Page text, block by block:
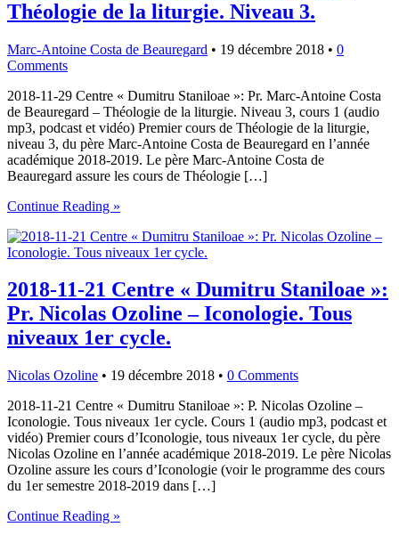
Théologie de la liturgie. Niveau 3.
Marc-Antoine Costa de Beauregard • 19 décembre 2018 • 0
Comments
2018-11-29 Centre « Dumitru Staniloae »: Pr. Marc-Antoine Costa
de Beauregard – Théologie de la liturgie. Niveau 3, cours 1 (audio
mp3, podcast et vidéo) Premier cours de Théologie de la liturgie,
niveau 3, du père Marc-Antoine Costa de Beauregard en l’année
académique 2018-2019. Le père Marc-Antoine Costa de
Beauregard assure les cours de Théologie […]
Continue Reading »
2018-11-21 Centre « Dumitru Staniloae »:
Pr. Nicolas Ozoline – Iconologie. Tous
niveaux 1er cycle.
Nicolas Ozoline • 19 décembre 2018 • 0 Comments
2018-11-21 Centre « Dumitru Staniloae »: P. Nicolas Ozoline –
Iconologie. Tous niveaux 1er cycle. Cours 1 (audio mp3, podcast et
vidéo) Premier cours d’Iconologie, tous niveaux 1er cycle, du père
Nicolas Ozoline en l’année académique 2018-2019. Le père Nicolas
Ozoline assure les cours d’Iconologie (voir le programme des cours
du 1er semestre 2018-2019 dans […]
Continue Reading »